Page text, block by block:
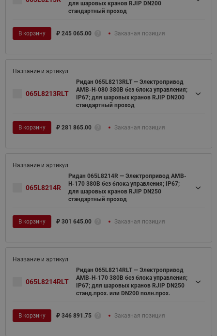
для шаровых кранов RJIP DN200
стандартный проход
В корзину ₽ 245 065.00 Заказная позиция
065L8213RLT
Ридан 065L8213RLT — Электропривод
AMB-H-080 380В без блока управления;
IP67; для шаровых кранов RJIP DN200
стандартный проход
В корзину ₽ 281 865.00 Заказная позиция
065L8214R
Ридан 065L8214R — Электропривод AMB-
H-170 380В без блока управления; IP67;
для шаровых кранов RJIP DN250
стандартный проход
В корзину ₽ 301 645.00 Заказная позиция
065L8214RLT
Ридан 065L8214RLT — Электропривод
AMB-H-170 380В без блока управления;
IP67; для шаровых кранов RJIP DN250
станд.прох. или DN200 полн.прох.
В корзину ₽ 346 891.75 Заказная позиция